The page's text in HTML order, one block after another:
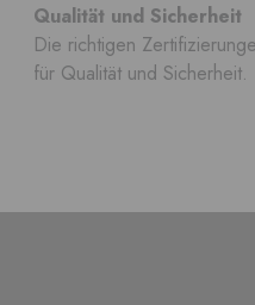
Qualität und Sicherheit
Die richtigen
für Qualität und Sicherheit.